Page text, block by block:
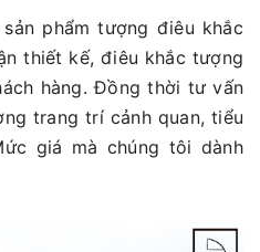
phẩm tượng điêu khắc
thiết kế, điêu khắc tượng
hàng. Đồng thời tư vấn
trang trí cảnh quan, tiểu
giá mà chúng tôi dành